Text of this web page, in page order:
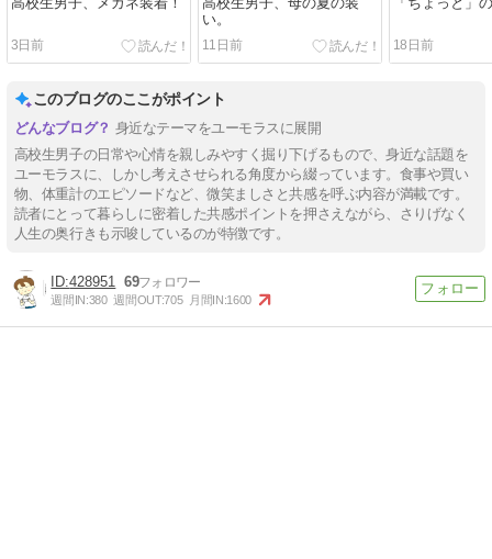
高校生男子、メガネ装着！
3日前
高校生男子、母の夏の装
い。
11日前
「ちょっと」
18日前
このブログのここがポイント
身近なテーマをユーモラスに展開
高校生男子の日常や心情を親しみやすく掘り下げるもので、身近な話題を
ユーモラスに、しかし考えさせられる角度から綴っています。食事や買い
物、体重計のエピソードなど、微笑ましさと共感を呼ぶ内容が満載です。
読者にとって暮らしに密着した共感ポイントを押さえながら、さりげなく
人生の奥行きも示唆しているのが特徴です。
428951 69
週間IN:380 週間OUT:705 月間IN:1600